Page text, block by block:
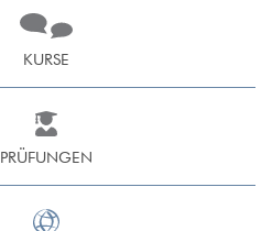
KURSE
PRÜFUNGEN